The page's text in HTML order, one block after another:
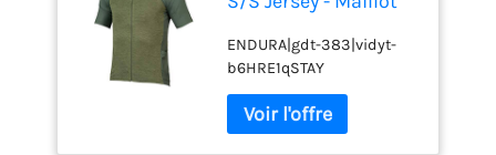
ENDURA|gdt-383|vidyt-
b6HRE1qSTAY